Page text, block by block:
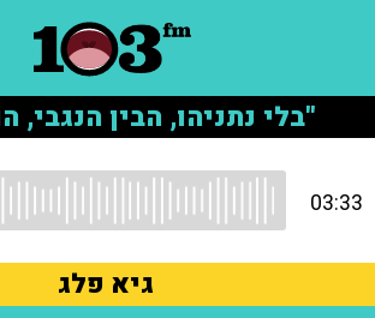
"בלי נתניהו, הבין הנגבי,
03:33
גיא פלג